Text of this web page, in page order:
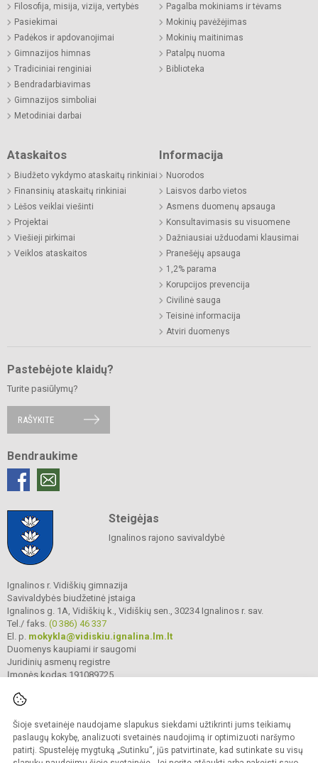
Šioje svetainėje naudojame slapukus siekdami užtikrinti jums teikiamų
paslaugų kokybę, analizuoti svetainės naudojimą ir optimizuoti naršymo
patirtį. Spustelėję mygtuką „Sutinku“, jūs patvirtinate, kad sutinkate su visų
Filosofija, misija, vizija, vertybės
Pasiekimai
Padėkos ir apdovanojimai
Gimnazijos himnas
Tradiciniai renginiai
Bendradarbiavimas
Gimnazijos simboliai
Metodiniai darbai
Pagalba mokiniams ir tėvams
Mokinių pavėžėjimas
Mokinių maitinimas
Patalpų nuoma
Biblioteka
Ataskaitos
Biudžeto vykdymo ataskaitų rinkiniai
Finansinių ataskaitų rinkiniai
Lėšos veiklai viešinti
Projektai
Viešieji pirkimai
Veiklos ataskaitos
Informacija
Nuorodos
Laisvos darbo vietos
Asmens duomenų apsauga
Konsultavimasis su visuomene
Dažniausiai užduodami klausimai
Pranešėjų apsauga
1,2% parama
Korupcijos prevencija
Civilinė sauga
Teisinė informacija
Atviri duomenys
Pastebėjote klaidų?
Turite pasiūlymų?
RAŠYKITE
Bendraukime
Steigėjas
Ignalinos rajono savivaldybė
Ignalinos r. Vidiškių gimnazija
Savivaldybės biudžetinė įstaiga
Ignalinos g. 1A, Vidiškių k., Vidiškių sen., 30234 Ignalinos r. sav.
Tel./ faks. (0 386) 46 337
El. p. mokykla@vidiskiu.ignalina.lm.lt
Duomenys kaupiami ir saugomi
Juridinių asmenų registre
Įmonės kodas 191089725
© 2025. Ignalinos r. Vidiškių gimnazija. Visos teisės saugomos.
Kopijuoti turinį be raštiško gimnazijos sutikimo griežtai draudžiama.
Prieinamumo paraiška Slapukų valdymas